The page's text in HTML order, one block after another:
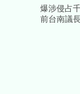
爆涉侵占
前台南議